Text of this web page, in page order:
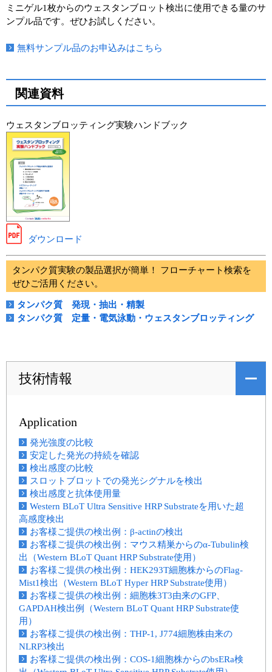
ミニゲル1枚からのウェスタンブロット検出に使用できる量のサ
ンプル品です。ぜひお試しください。
無料サンプル品のお申込みはこちら
関連資料
ウェスタンブロッティング実験ハンドブック
ダウンロード
タンパク質実験の製品選択が簡単！ フローチャート検索を
ぜひご活用ください。
タンパク質 発現・抽出・精製
タンパク質 定量・電気泳動・ウェスタンブロッティング
技術情報
Application
発光強度の比較
安定した発光の持続を確認
検出感度の比較
スロットブロットでの発光シグナルを検出
検出感度と抗体使用量
Western BLoT Ultra Sensitive HRP Substrateを用いた超
高感度検出
お客様ご提供の検出例：β-actinの検出
お客様ご提供の検出例：マウス精巣からのα-Tubulin検
出（Western BLoT Quant HRP Substrate使用）
お客様ご提供の検出例：HEK293T細胞株からのFlag-
Mist1検出（Western BLoT Hyper HRP Substrate使用）
お客様ご提供の検出例：細胞株3T3由来のGFP、
GAPDAH検出例（Western BLoT Quant HRP Substrate使
用）
お客様ご提供の検出例：THP-1, J774細胞株由来の
NLRP3検出
お客様ご提供の検出例：COS-1細胞株からのbsERa検